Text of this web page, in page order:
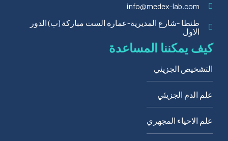
info@medex-lab.com
طنطا -شارع المديرية-عمارة الست مباركة (ب) الدور
الاول
كيف يمكننا المساعدة
التشخيص الجزيئي
علم الدم الجزيئي
علم الاحياء المجهري